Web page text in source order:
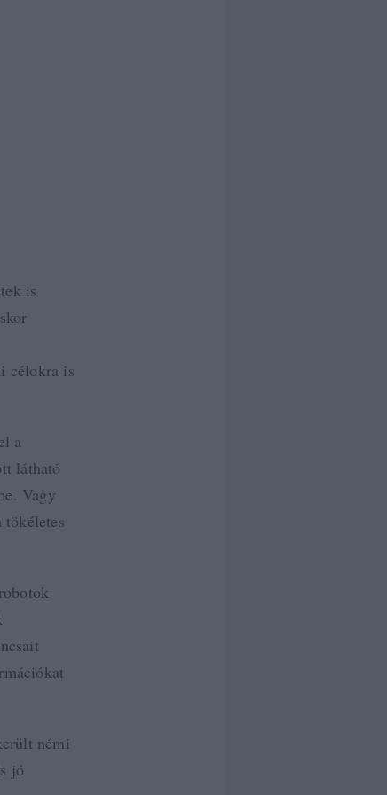
is
célokra is
a
látható
Vagy
tökéletes
némi
jó